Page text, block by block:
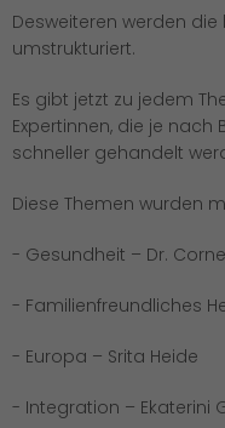
Desweiteren werden
umstrukturiert.
Es gibt jetzt zu jedem
Expertinnen, die je nach
schneller gehandelt
Diese Themen wurden
- Gesundheit – Dr.
- Familienfreundliches
- Europa – Srita Heide
- Integration – Ekaterini